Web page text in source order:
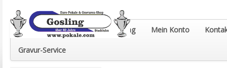
Euro-Pokale & Gravur-Shop Gosling Mein Konto
Gravur-Service